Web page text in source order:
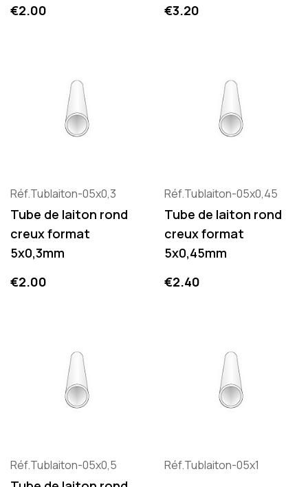
Price
€2.00 Price
€3.20
Réf.Tublaiton-05x0,3
Tube de laiton rond
creux format
5x0,3mm
Price
€2.00
Réf.Tublaiton-05x0,45
Tube de laiton rond
creux format
5x0,45mm
Price
€2.40
Réf.Tublaiton-05x0,5 Réf.Tublaiton-05x1